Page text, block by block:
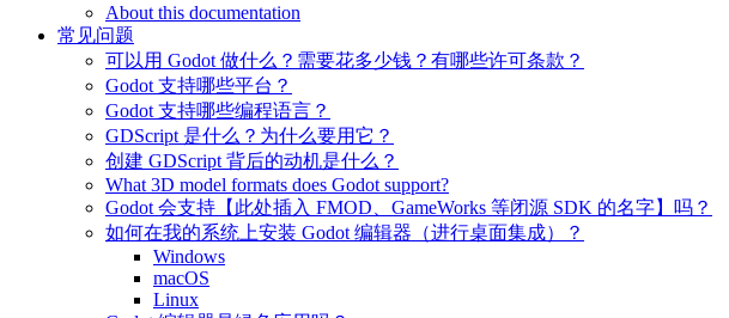
About this documentation
常见问题
可以用 Godot 做什么？需要花多少钱？有哪些许可条款？
Godot 支持哪些平台？
Godot 支持哪些编程语言？
GDScript 是什么？为什么要用它？
创建 GDScript 背后的动机是什么？
What 3D model formats does Godot support?
Godot 会支持【此处插入 FMOD、GameWorks 等闭源 SDK 的名字】吗？
如何在我的系统上安装 Godot 编辑器（进行桌面集成）？
Windows
macOS
Linux